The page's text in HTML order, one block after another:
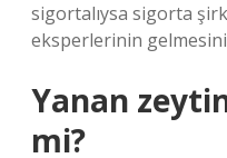
sigortalıysa sigorta
eksperlerinin gelmesini
Yanan
mi?